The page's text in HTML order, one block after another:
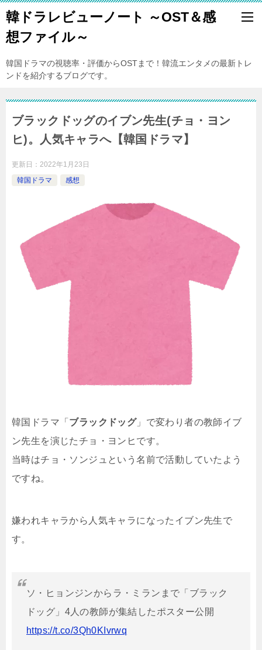
韓ドラレビューノート ～OST＆感
想ファイル～
韓国ドラマの視聴率・評価からOSTまで！韓流エンタメの最新トレ
ンドを紹介するブログです。
ブラックドッグのイブン先生(チョ・ヨン
ヒ)。人気キャラへ【韓国ドラマ】
更新日： 2022年1月23日
韓国ドラマ
感想
韓国ドラマ「 ブラックドッグ」で変わり者の教師イブ
ン先生を演じたチョ・ヨンヒです。
当時はチョ・ソンジュという名前で活動していたよう
ですね。
嫌われキャラから人気キャラになったイブン先生で
す。
ソ・ヒョンジンからラ・ミランまで「ブラック
ドッグ」4人の教師が集結したポスター公開
https://t.co/3Qh0KIvrwq